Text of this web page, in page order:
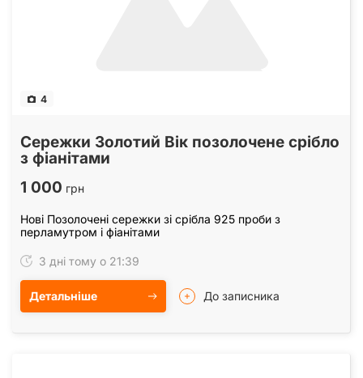
4
Сережки Золотий Вік позолочене срібло
з фіанітами
1 000 грн
Нові Позолочені сережки зі срібла 925 проби з
перламутром і фіанітами
3 дні тому о 21:39
Детальніше До записника